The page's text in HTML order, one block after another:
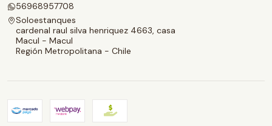
56968957708
Soloestanques
cardenal raul silva henriquez 4663, casa
Macul - Macul
Región Metropolitana - Chile